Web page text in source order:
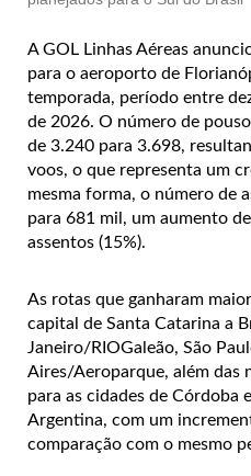
A GOL Linhas Aéreas
para o aeroporto de
temporada, período entre
de 2026. O número de
de 3.240 para 3.698,
voos, o que representa um
mesma forma, o número de
para 681 mil, um aumento
assentos (15%).
As rotas que ganharam
capital de Santa Catarina a
Janeiro/RIOGaleão, São
Aires/Aeroparque, além das
para as cidades de Córdoba
Argentina, com um
comparação com o mesmo